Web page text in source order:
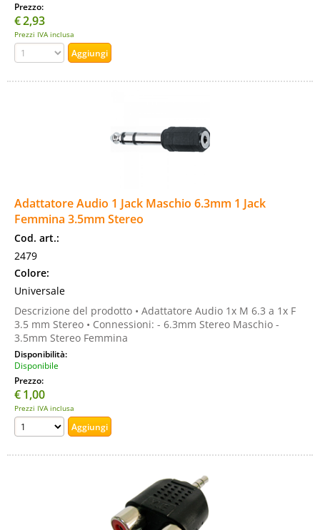
Prezzo:
€2,93
Prezzi IVA inclusa
Adattatore Audio 1 Jack Maschio 6.3mm 1 Jack
Femmina 3.5mm Stereo
Cod. art.:
2479
Colore:
Universale
Descrizione del prodotto • Adattatore Audio 1x M 6.3 a 1x F
3.5 mm Stereo • Connessioni: - 6.3mm Stereo Maschio -
3.5mm Stereo Femmina
Disponibilità:
Disponibile
Prezzo:
€1,00
Prezzi IVA inclusa